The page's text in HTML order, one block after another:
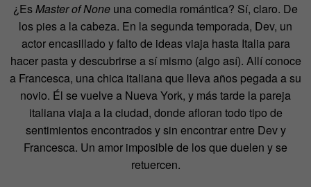
¿EsMaster of None una comedia romántica? Sí, claro. De
los pies a la cabeza. En la segunda temporada, Dev, un
actor encasillado y falto de ideas viaja hasta Italia para
hacer pasta y descubrirse a sí mismo (algo así). Allí conoce
a Francesca, una chica italiana que lleva años pegada a su
novio. Él se vuelve a Nueva York, y más tarde la pareja
italiana viaja a la ciudad, donde afloran todo tipo de
sentimientos encontrados y sin encontrar entre Dev y
Francesca. Un amor imposible de los que duelen y se
retuercen.